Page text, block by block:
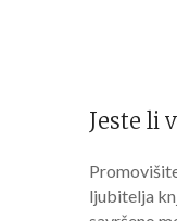
Jeste li
ljubitelja